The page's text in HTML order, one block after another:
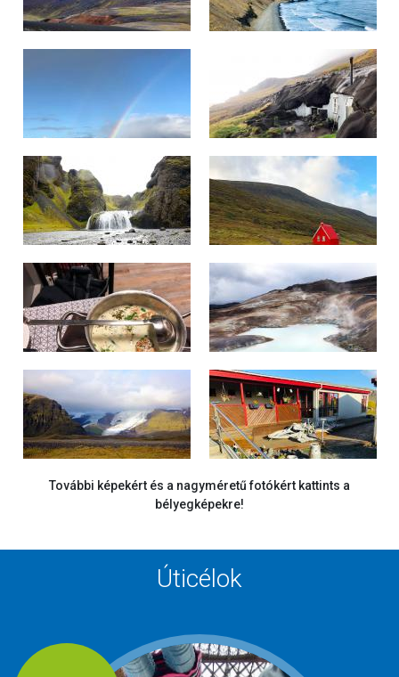
Úticélok
További képekért és a nagyméretű fotókért kattints a
bélyegképekre!